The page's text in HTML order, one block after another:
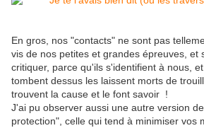
En gros, nos "contacts" ne sont pas
vis de nos petites et grandes épreuves, et
critiquer, parce qu'ils s'identifient à nous,
tombent dessus les laissent morts de
trouvent la cause et le font savoir !
J'ai pu observer aussi une autre version
protection", celle qui tend à minimiser vos